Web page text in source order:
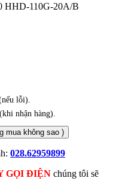
HHD-110G-20A/B
lỗi).
nhận hàng).
mua không sao )
028.62959899
GỌI ĐIỆN chúng tôi sẽ